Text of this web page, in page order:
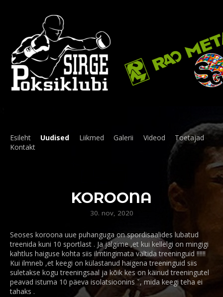
Esileht Uudised Liikmed Galerii Videod
Toetajad
Kontakt
KOROONA
30. nov, 2020
Seoses koroona uue puhanguga on spordisaalides lubatud
treenida kuni 10 sportlast . Ja jälgime ,et kui kellelgi on mingigi
kahtlus haiguse kohta siis ilmtingimata vältida treeninguid !!!!!!
Kui ilmneb ,et keegi on külastanud haigena treeninguid siis
suletakse kogu treeningsaal ja kõik kes on käinud treeningutel
peavad istuma 10 päeva isolatsioonins ˇ, mida keegi teha ei
tahaks .